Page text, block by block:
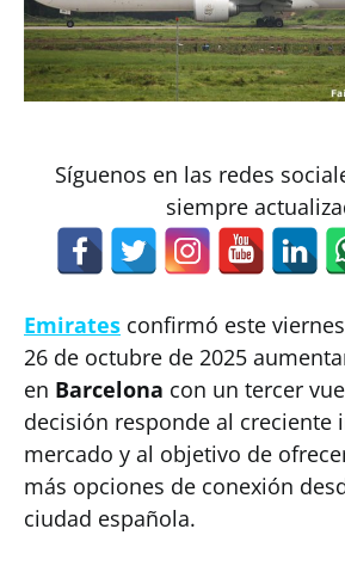
Síguenos en las redes
siempre
Emirates confirmó este
26 de octubre de 2025
en Barcelona con un tercer
decisión responde al creciente
mercado y al objetivo de
más opciones de conexión
ciudad española.